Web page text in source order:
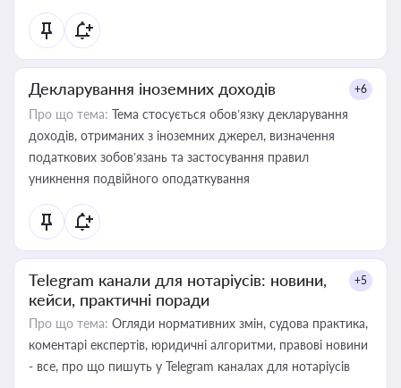
Декларування іноземних доходів +6
Про що тема: Тема стосується обов’язку декларування
доходів, отриманих з іноземних джерел, визначення
податкових зобов’язань та застосування правил
уникнення подвійного оподаткування
Telegram канали для нотаріусів: новини,
кейси, практичні поради
+5
Про що тема: Огляди нормативних змін, судова практика,
коментарі експертів, юридичні алгоритми, правові новини
- все, про що пишуть у Telegram каналах для нотаріусів